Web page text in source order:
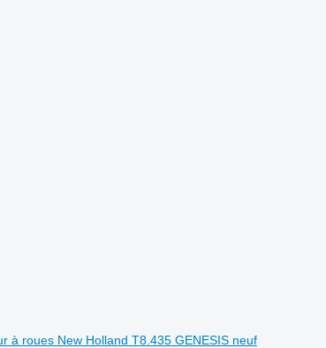
à roues New Holland T8.435 GENESIS neuf